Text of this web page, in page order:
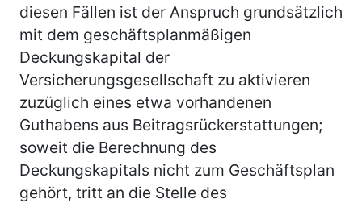
diesen Fällen ist der Anspruch grundsätzlich
mit dem geschäftsplanmäßigen
Deckungskapital der
Versicherungsgesellschaft zu aktivieren
zuzüglich eines etwa vorhandenen
Guthabens aus Beitragsrückerstattungen;
soweit die Berechnung des
Deckungskapitals nicht zum Geschäftsplan
gehört, tritt an die Stelle des